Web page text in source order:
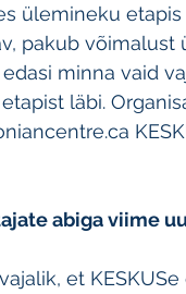
ülemineku
pakub võimalust
minna vaid
läbi.
abiga viime
et